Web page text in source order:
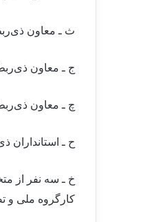
ث ـ معاون ذی
ج ـ معاون ذی
چ ـ معاون ذی
ح ـ استانداران
خ ـ سه نفر از
کارگروه ملی و